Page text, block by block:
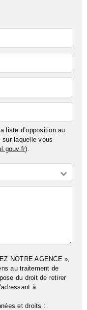
liste d’opposition au
sur laquelle vous
).
NOTRE AGENCE »,
au traitement de
du droit de retirer
à
et droits :